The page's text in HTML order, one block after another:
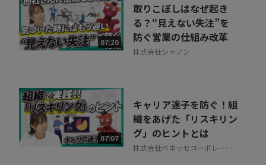
07:20
取りこぼしはなぜ起き
る？“見えない失注”を
防ぐ営業の仕組み改革
株式会社シャノン
07:07
キャリア迷子を防ぐ！組
織をあげた「リスキリン
グ」のヒントとは
株式会社ベネッセコーポレーシ